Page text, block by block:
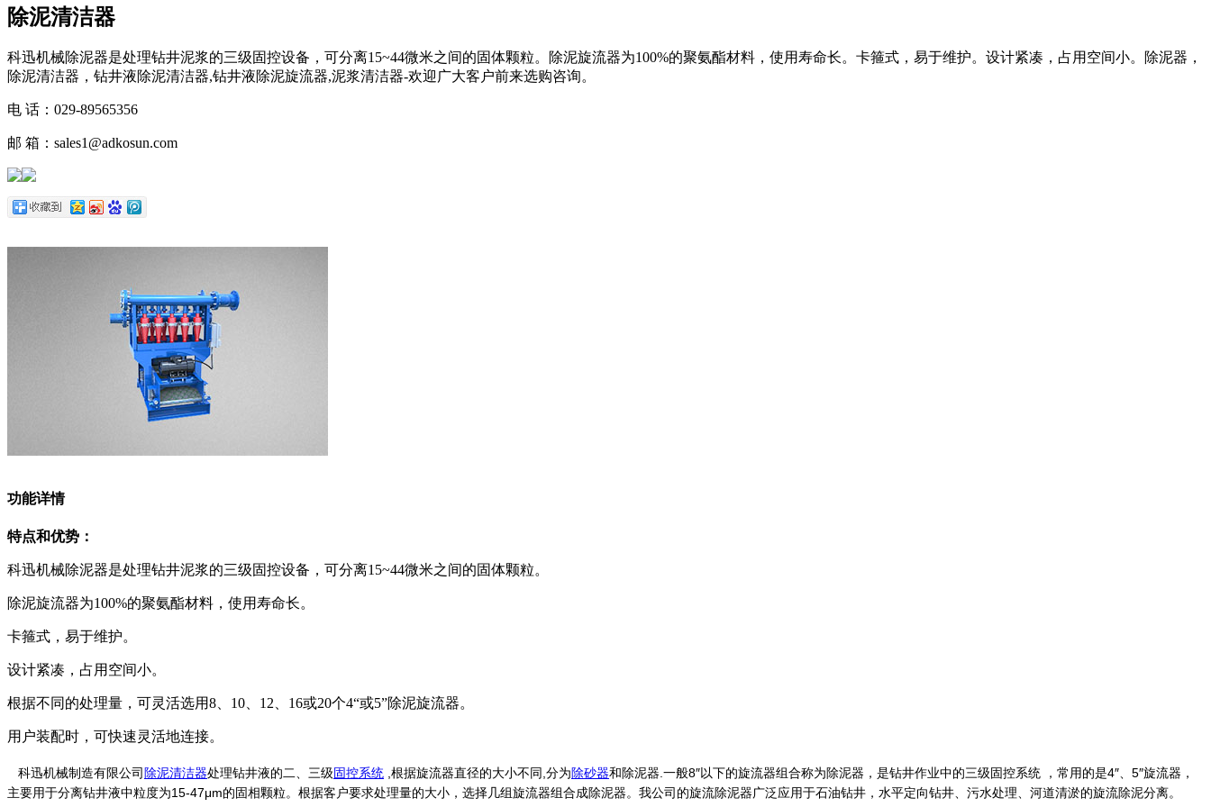
除泥清洁器
科迅机械除泥器是处理钻井泥浆的三级固控设备，可分离15~44微米之间的固体颗粒。除泥旋流器为100%的聚氨酯材料，使用寿命长。卡箍式，易于维护。设计紧凑，占用空间小。除泥器，
除泥清洁器，钻井液除泥清洁器,钻井液除泥旋流器,泥浆清洁器-欢迎广大客户前来选购咨询。
电 话：029-89565356
邮 箱：sales1@adkosun.com
功能详情
特点和优势：
科迅机械除泥器是处理钻井泥浆的三级固控设备，可分离15~44微米之间的固体颗粒。
除泥旋流器为100%的聚氨酯材料，使用寿命长。
卡箍式，易于维护。
设计紧凑，占用空间小。
根据不同的处理量，可灵活选用8、10、12、16或20个4“或5”除泥旋流器。
用户装配时，可快速灵活地连接。
科迅机械制造有限公司 除泥清洁器处理钻井液的二、三级固控系统 ,根据旋流器直径的大小不同,分为除砂器和除泥器 .一般8″以下的旋流器组合称为除泥器 ，是钻井作业中的三级固控系统 ，常用的是4″、5″旋流器，
主要用于分离钻井液中粒度为15-47μm的固相颗粒。根据客户要求处理量的大小，选择几组旋流器组合成除泥器。我公司的旋流除泥器广泛应用于石油钻井，水平定向钻井、污水处理、河道清淤的旋流除泥分离。